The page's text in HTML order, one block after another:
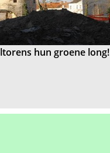
hun groene long!